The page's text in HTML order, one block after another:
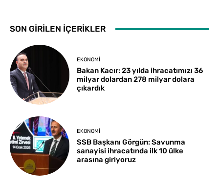
SON GİRİLEN İÇERİKLER
EKONOMI
Bakan Kacır: 23 yılda ihracatımızı 36
milyar dolardan 278 milyar dolara
çıkardık
EKONOMI
SSB Başkanı Görgün: Savunma
sanayisi ihracatında ilk 10 ülke
arasına giriyoruz